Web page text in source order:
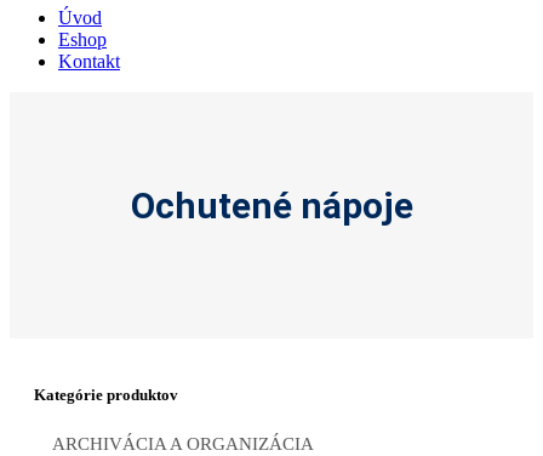
Úvod
Eshop
Kontakt
Ochutené nápoje
Kategórie produktov
ARCHIVÁCIA A ORGANIZÁCIA